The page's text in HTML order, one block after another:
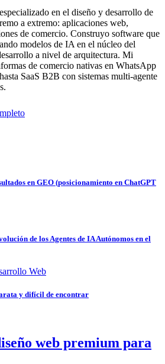
en el diseño y desarrollo de
a extremo: aplicaciones web,
de comercio. Construyo software que
modelos de IA en el núcleo del
a nivel de arquitectura. Mi
de comercio nativas en WhatsApp
SaaS B2B con sistemas multi-agente
en GEO (posicionamiento en ChatGPT
de los Agentes de IA Autónomos en el
Web
y difícil de encontrar
web premium para